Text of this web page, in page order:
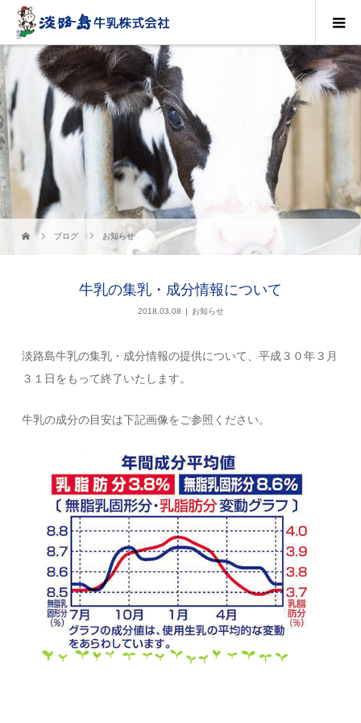
ブログ お知らせ
牛乳の集乳・成分情報について
2018.03.08 お知らせ
淡路島牛乳の集乳・成分情報の提供について、平成３０年３月
３１日をもって終了いたします。
牛乳の成分の目安は下記画像をご参照ください。